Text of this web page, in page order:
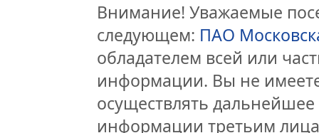
Внимание! Уважаемые
следующем: ПАО
обладателем всей или
информации. Вы не
осуществлять
информации третьим